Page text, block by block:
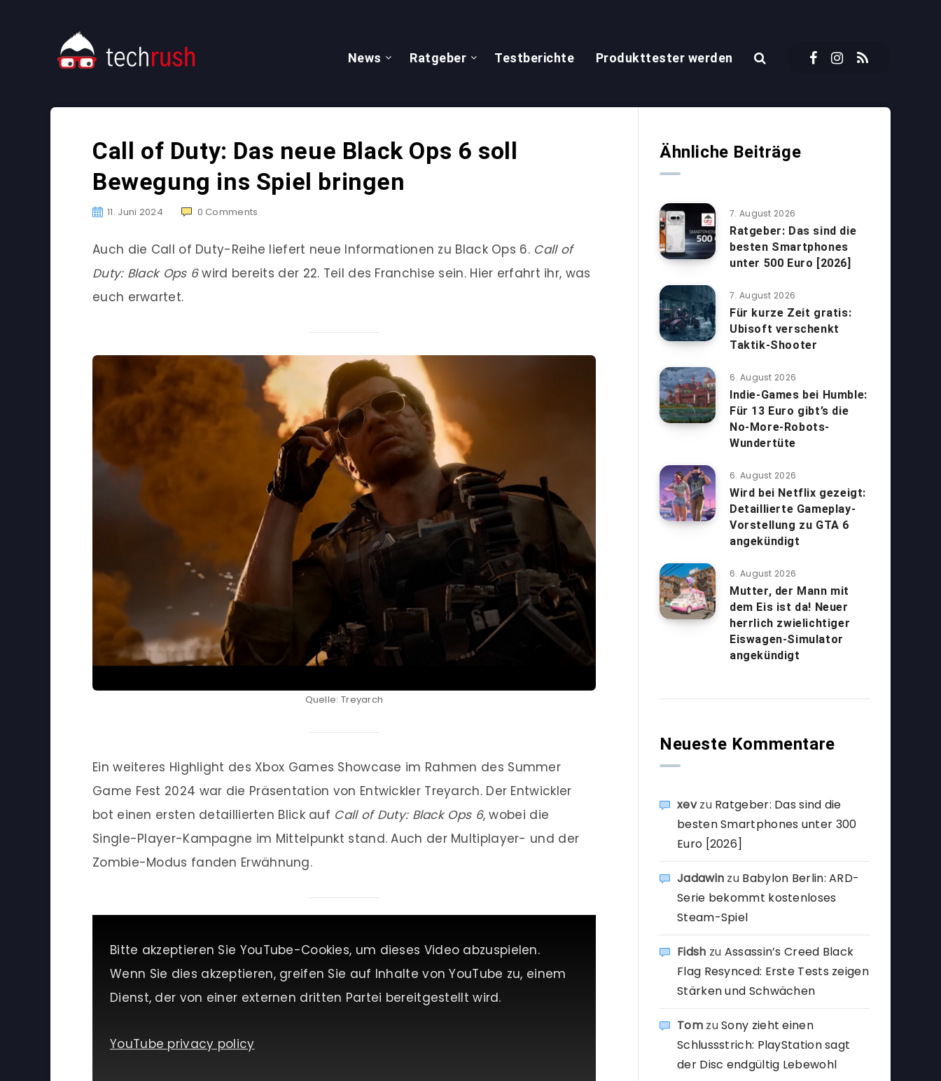
News Ratgeber Testberichte Produkttester werden
Call of Duty: Das neue Black Ops 6 soll
Bewegung ins Spiel bringen
11. Juni 2024 0 Comments
Auch die Call of Duty-Reihe liefert neue Informationen zu Black Ops 6. Call of
Duty: Black Ops 6wird bereits der 22. Teil des Franchise sein. Hier erfahrt ihr, was
euch erwartet.
Quelle: Treyarch
Ein weiteres Highlight des Xbox Games Showcase im Rahmen des Summer
Game Fest 2024 war die Präsentation von Entwickler Treyarch. Der Entwickler
bot einen ersten detaillierten Blick auf Call of Duty: Black Ops 6, wobei die
Single-Player-Kampagne im Mittelpunkt stand. Auch der Multiplayer- und der
Zombie-Modus fanden Erwähnung.
Bitte akzeptieren Sie YouTube-Cookies, um dieses Video abzuspielen.
Wenn Sie dies akzeptieren, greifen Sie auf Inhalte von YouTube zu, einem
Dienst, der von einer externen dritten Partei bereitgestellt wird.
YouTube privacy policy
Ähnliche Beiträge
7. August 2026
Ratgeber: Das sind die
besten Smartphones
unter 500 Euro [2026]
7. August 2026
Für kurze Zeit gratis:
Ubisoft verschenkt
Taktik-Shooter
6. August 2026
Indie-Games bei Humble:
Für 13 Euro gibt’s die
No-More-Robots-
Wundertüte
6. August 2026
Wird bei Netflix gezeigt:
Detaillierte Gameplay-
Vorstellung zu GTA 6
angekündigt
6. August 2026
Mutter, der Mann mit
dem Eis ist da! Neuer
herrlich zwielichtiger
Eiswagen-Simulator
angekündigt
Neueste Kommentare
xevzu Ratgeber: Das sind die
besten Smartphones unter 300
Euro [2026]
Jadawin zu Babylon Berlin: ARD-
Serie bekommt kostenloses
Steam-Spiel
Fidsh zu Assassin’s Creed Black
Flag Resynced: Erste Tests zeigen
Stärken und Schwächen
TomzuSony zieht einen
Schlussstrich: PlayStation sagt
der Disc endgültig Lebewohl